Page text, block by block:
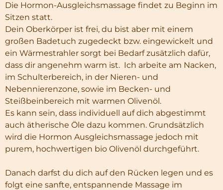
Die Hormon-Ausgleichsmassage findet zu Beginn im
Sitzen statt.
Dein Oberkörper ist frei, du bist aber mit einem
großen Badetuch zugedeckt bzw. eingewickelt und
ein Wärmestrahler sorgt bei Bedarf zusätzlich dafür,
dass dir angenehm warm ist. Ich arbeite am Nacken,
im Schulterbereich, in der Nieren- und
Nebennierenzone, sowie im Becken- und
Steißbeinbereich mit warmen Olivenöl.
Es kann sein, dass individuell auf dich abgestimmt
auch ätherische Öle dazu kommen. Grundsätzlich
wird die Hormon Ausgleichsmassage jedoch mit
purem, hochwertigen bio Olivenöl durchgeführt.
Danach darfst du dich auf den Rücken legen und es
folgt eine sanfte, entspannende Massage im